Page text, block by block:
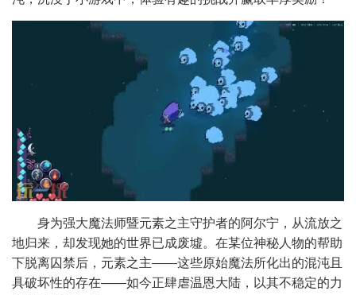
身为强大魔法师暨元素之主守护者的阿尔宁，从流放之
地归来，却发现她的世界已成废墟。在某位神秘人物的帮助
下脱离囚禁后，元素之主——这些原始魔法所化出的混沌且
具破坏性的存在——如今正肆虐温恩大陆，以其不稳定的力